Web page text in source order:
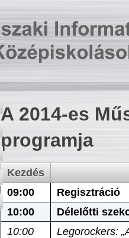
A 2014-es
programja
Kezdés
09:00
Regisztráció
10:00
Délelőtti
10:00
Legorockers: